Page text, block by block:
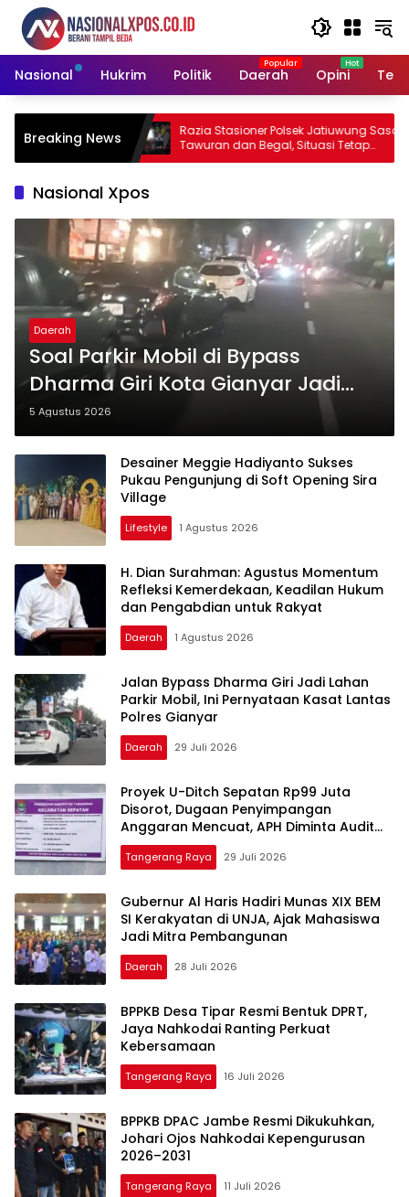
Langsung
konten
Nasional
Hukrim Politik Daerah Opini
Breaking News
Hotman
Wartawan
Razia Stasioner Polsek Jatiuwung Sasar
Tawuran dan Begal, Situasi Tetap
Kondusif
Nasional Xpos
Daerah
Soal Parkir Mobil di Bypass
Dharma Giri Kota Gianyar Jadi
Sorotan, Pengawasan Inkait
Dipertanyakan
5 Agustus 2026
Desainer Meggie Hadiyanto Sukses
Pukau Pengunjung di Soft Opening Sira
Village
Lifestyle 1 Agustus 2026
H. Dian Surahman: Agustus Momentum
Refleksi Kemerdekaan, Keadilan Hukum
dan Pengabdian untuk Rakyat
Daerah 1 Agustus 2026
Jalan Bypass Dharma Giri Jadi Lahan
Parkir Mobil, Ini Pernyataan Kasat Lantas
Polres Gianyar
Daerah 29 Juli 2026
Proyek U-Ditch Sepatan Rp99 Juta
Disorot, Dugaan Penyimpangan
Anggaran Mencuat, APH Diminta Audit
Total
Tangerang Raya 29 Juli 2026
Gubernur Al Haris Hadiri Munas XIX BEM
SI Kerakyatan di UNJA, Ajak Mahasiswa
Jadi Mitra Pembangunan
Daerah 28 Juli 2026
BPPKB Desa Tipar Resmi Bentuk DPRT,
Jaya Nahkodai Ranting Perkuat
Kebersamaan
Tangerang Raya 16 Juli 2026
BPPKB DPAC Jambe Resmi Dikukuhkan,
Johari Ojos Nahkodai Kepengurusan
2026–2031
Tangerang Raya 11 Juli 2026